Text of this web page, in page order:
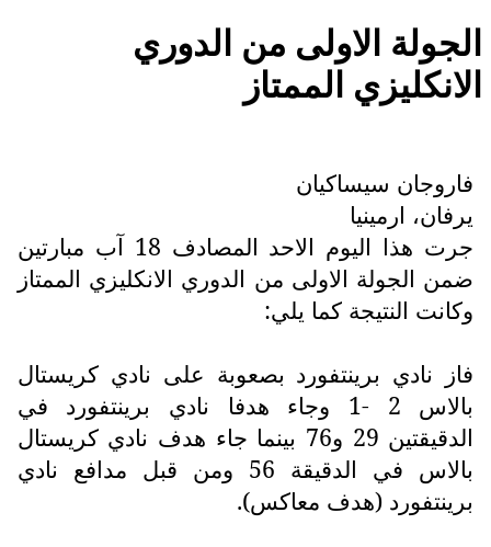
الجولة الاولى من الدوري
الانكليزي الممتاز
فاروجان سيساكيان
يرفان، ارمينيا
جرت هذا اليوم الاحد المصادف 18 آب مبارتين
ضمن الجولة الاولى من الدوري الانكليزي الممتاز
وكانت النتيجة كما يلي:
فاز نادي برينتفورد بصعوبة على نادي كريستال
بالاس 2 -1 وجاء هدفا نادي برينتفورد في
الدقيقتين 29 و76 بينما جاء هدف نادي كريستال
بالاس في الدقيقة 56 ومن قبل مدافع نادي
برينتفورد (هدف معاكس).